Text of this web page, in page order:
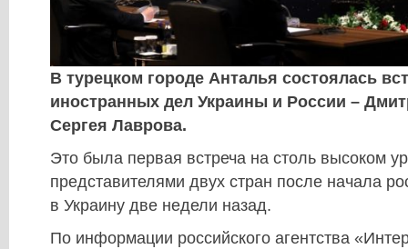
В турецком городе Анталья состоялась
иностранных дел Украины и России –
Сергея Лаврова.
Это была первая встреча на столь высоком
представителями двух стран после начала
в Украину две недели назад.
По информации российского агентства